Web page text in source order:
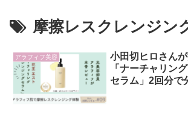
摩擦レスクレンジン
アラフィフ美容
小田切ヒロさん
「ナーチャリン
セラム」2回分で